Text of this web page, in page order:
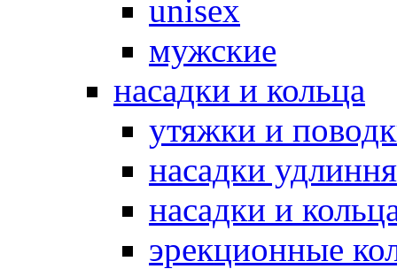
unisex
мужские
насадки и кольца
утяжки и
насадки
насадки и
эрекционные